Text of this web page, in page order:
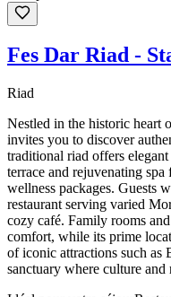
Fes Dar Riad -
Riad
Nestled in the historic heart
invites you to discover
traditional riad offers
terrace and rejuvenating
wellness packages. Guests
restaurant serving varied
cozy café. Family rooms
comfort, while its prime
of iconic attractions such as
sanctuary where culture